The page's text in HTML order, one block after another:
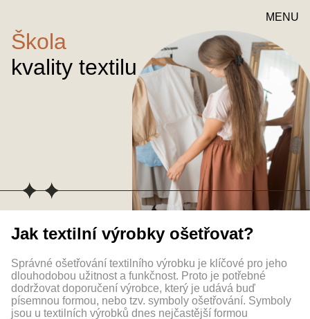
MENU
Škola
kvality textilu
Jak textilní výrobky ošetřovat?
Správné ošetřování textilního výrobku je klíčové pro jeho
dlouhodobou užitnost a funkčnost. Proto je potřebné
dodržovat doporučení výrobce, který je udává buď
písemnou formou, nebo tzv. symboly ošetřování. Symboly
jsou u textilních výrobků dnes nejčastější formou